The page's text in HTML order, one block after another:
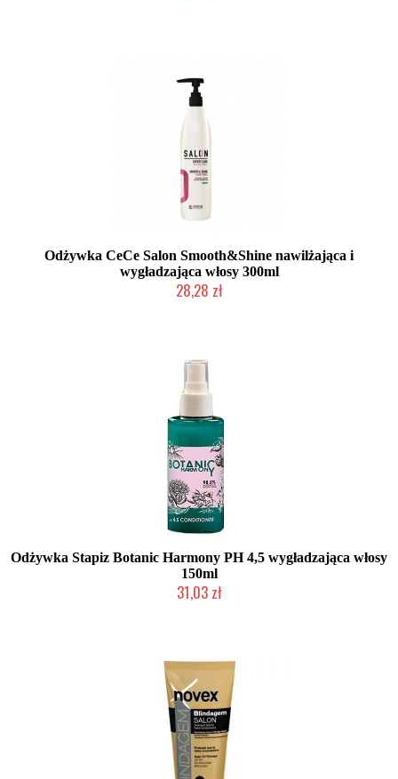
Odżywka CeCe Salon Smooth&Shine nawilżająca i
wygładzająca włosy 300ml
28,28 zł
Odżywka Stapiz Botanic Harmony PH 4,5 wygładzająca włosy
150ml
31,03 zł